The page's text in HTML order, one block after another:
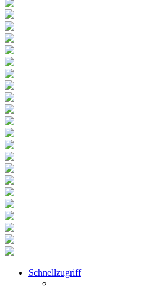
Schnellzugriff